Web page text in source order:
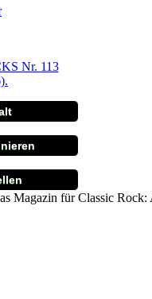
Magazin für Classic Rock: